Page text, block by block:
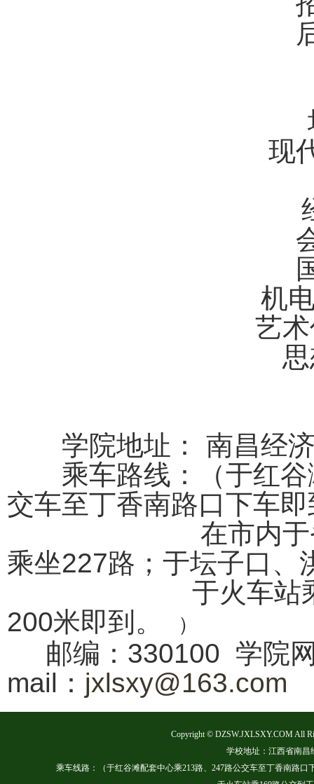
现代
机电
艺术
思
学院地址： 南昌经济
乘车路线：（于红谷
交车至丁香南路口下车
在市内于省体育
乘坐227路；于坛子口、
于火车站乘169
200米即到。
）
邮编：330100 学院
mail： jxlsxy@163.com
Copyright © DZSW.JXLSXY.COM All
学校地址：江西省南
乘车线路：（于红谷滩配套中心乘213路、247路公交车至丁香南路